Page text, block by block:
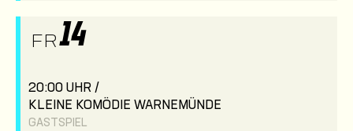
FR 14
20:00 UHR /
KLEINE KOMÖDIE WARNEMÜNDE
GASTSPIEL